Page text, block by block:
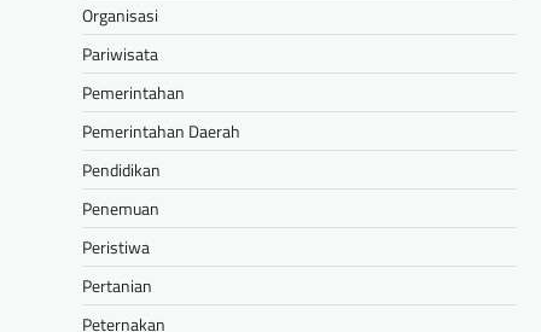
Organisasi
Pariwisata
Pemerintahan
Pemerintahan Daerah
Pendidikan
Penemuan
Peristiwa
Pertanian
Peternakan